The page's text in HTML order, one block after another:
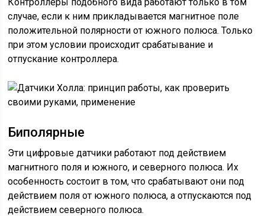
случае, если к ним прикладывается магнитное поле
положительной полярности от южного полюса. Только
при этом условии происходит срабатывание и
отпускание контроллера.
Биполярные
Эти цифровые датчики работают под действием
магнитного поля и южного, и северного полюса. Их
особенность состоит в том, что срабатывают они под
действием поля от южного полюса, а отпускаются под
действием северного полюса.